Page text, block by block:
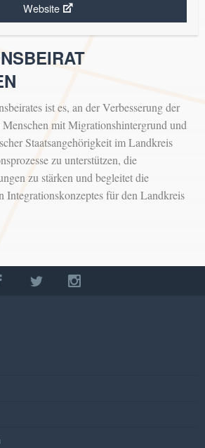
Website
ist es, an der Verbesserung der
Menschen mit Migrationshintergrund und
Staatsangehörigkeit im Landkreis
zu unterstützen, die
zu stärken und begleitet die
Integrationskonzeptes für den Landkreis